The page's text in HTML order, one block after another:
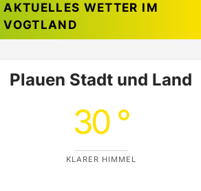
AKTUELLES WETTER IM
VOGTLAND
Plauen Stadt und Land
30 °
KLARER HIMMEL